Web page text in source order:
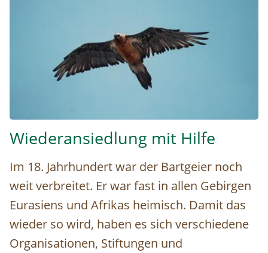
Im Nationalpark Hohe Tauern wurde in den 80er
Wiederansiedlung mit Hilfe
Im 18. Jahrhundert war der Bartgeier noch
weit verbreitet. Er war fast in allen Gebirgen
Eurasiens und Afrikas heimisch. Damit das
wieder so wird, haben es sich verschiedene
Organisationen, Stiftungen und